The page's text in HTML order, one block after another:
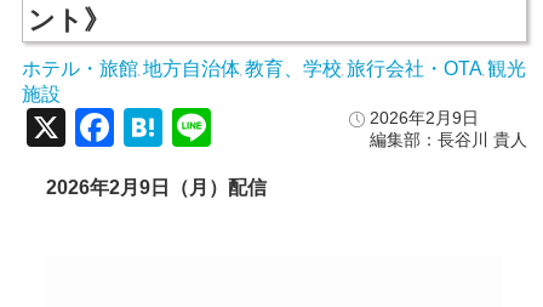
ント》
ホテル・旅館 地方自治体, 教育、学校 旅行会社・OTA, 観光
施設
2026年2月9日
編集部：長谷川 貴人
X Facebook
Hatena
2026年2月9日（月）配信